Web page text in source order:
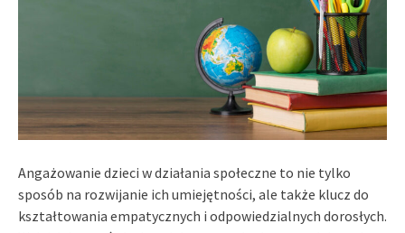
Angażowanie dzieci w działania społeczne to nie tylko
sposób na rozwijanie ich umiejętności, ale także klucz do
kształtowania empatycznych i odpowiedzialnych dorosłych.